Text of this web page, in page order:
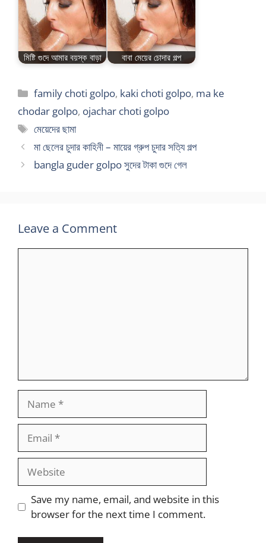
মিষ্টি গুদে আমার বয়স্ক বাড়া বাবা মেয়ের চোদার গল্প
Categories
family choti golpo, kaki choti golpo, ma ke
chodar golpo, ojachar choti golpo
Tags
মেয়েদের ছামা
মা ছেলের চুদার কাহিনী – মায়ের গ্রুপ চুদার সত্যি গল্প
bangla guder golpo সুদের টাকা গুদে গেল
Leave a Comment
Website
Save my name, email, and website in this
browser for the next time I comment.